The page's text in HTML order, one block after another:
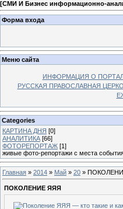
[СМИ И Бизнес информационно-
Форма входа
Меню сайта
ИНФОРМАЦИЯ О
РУССКАЯ ПРАВОСЛАВНАЯ
Categories
КАРТИНА ДНЯ [0]
АНАЛИТИКА [66]
ФОТОРЕПОРТАЖ [1]
живые фото-репортажи с места
Главная » 2014 » Май » 20 »
ПОКОЛЕНИЕ ЯЯЯ